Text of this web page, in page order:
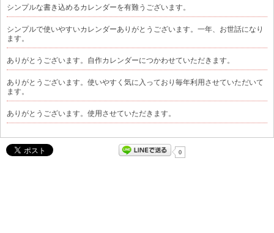
シンプルな書き込めるカレンダーを有難うございます。
シンプルで使いやすいカレンダーありがとうございます。一年、お世話になり
ます。
ありがとうございます。自作カレンダーにつかわせていただきます。
ありがとうございます。使いやすく気に入っており毎年利用させていただいて
ます。
ありがとうございます。使用させていただきます。
0